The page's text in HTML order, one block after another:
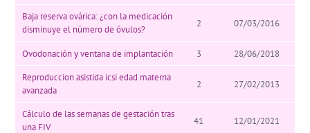
Baja reserva ovárica: ¿con la medicación
disminuye el número de óvulos?
2 07/03/2016
Ovodonación y ventana de implantación 3
28/06/2018
Reproduccion asistida icsi edad materna
avanzada
2 27/02/2013
Cálculo de las semanas de gestación tras
una FIV
41 12/01/2021